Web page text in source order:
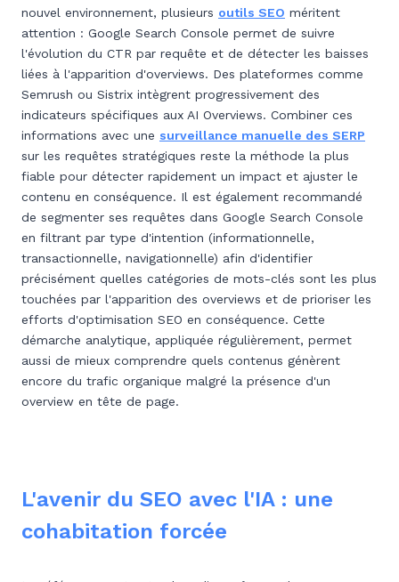
nouvel environnement, plusieurs outils SEO méritent
attention : Google Search Console permet de suivre
l'évolution du CTR par requête et de détecter les baisses
liées à l'apparition d'overviews. Des plateformes comme
Semrush ou Sistrix intègrent progressivement des
indicateurs spécifiques aux AI Overviews. Combiner ces
informations avec une surveillance manuelle des SERP
sur les requêtes stratégiques reste la méthode la plus
fiable pour détecter rapidement un impact et ajuster le
contenu en conséquence. Il est également recommandé
de segmenter ses requêtes dans Google Search Console
en filtrant par type d'intention (informationnelle,
transactionnelle, navigationnelle) afin d'identifier
précisément quelles catégories de mots-clés sont les plus
touchées par l'apparition des overviews et de prioriser les
efforts d'optimisation SEO en conséquence. Cette
démarche analytique, appliquée régulièrement, permet
aussi de mieux comprendre quels contenus génèrent
encore du trafic organique malgré la présence d'un
overview en tête de page.
L'avenir du SEO avec l'IA : une
cohabitation forcée